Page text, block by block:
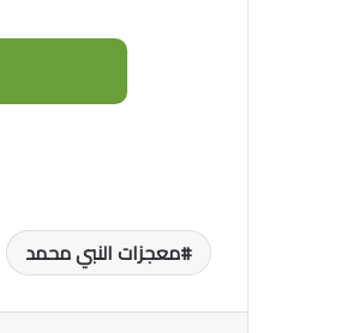
معجزات النبي محمد